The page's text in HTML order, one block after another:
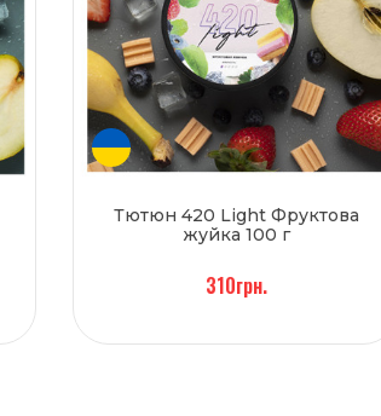
Тютюн 420 Light Фруктова
жуйка 100 г
310грн.